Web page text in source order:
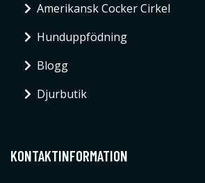
Amerikansk Cocker Cirkel
Hunduppfödning
Blogg
Djurbutik
KONTAKTINFORMATION